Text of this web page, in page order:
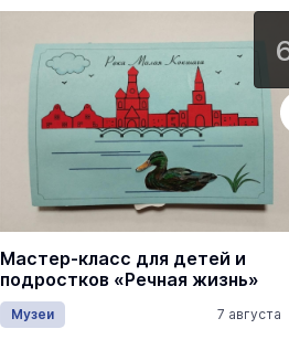
Мастер-класс для детей и
подростков «Речная жизнь»
Музеи 7 августа